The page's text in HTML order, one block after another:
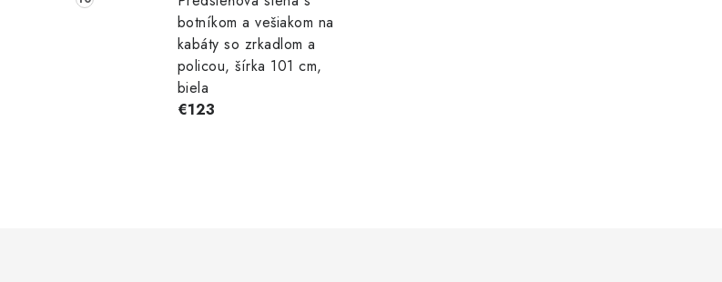
botníkom a vešiakom na
kabáty so zrkadlom a
policou, šírka 101 cm,
biela
€123